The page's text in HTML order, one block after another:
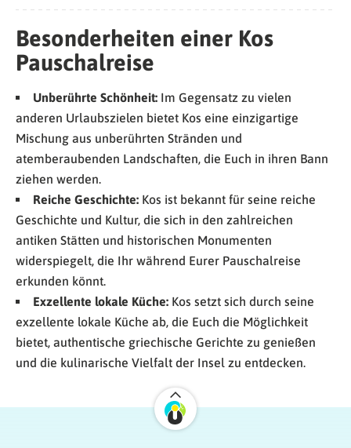
Besonderheiten einer Kos
Pauschalreise
Unberührte Schönheit: Im Gegensatz zu vielen
anderen Urlaubszielen bietet Kos eine einzigartige
Mischung aus unberührten Stränden und
atemberaubenden Landschaften, die Euch in ihren Bann
ziehen werden.
Reiche Geschichte: Kos ist bekannt für seine reiche
Geschichte und Kultur, die sich in den zahlreichen
antiken Stätten und historischen Monumenten
widerspiegelt, die Ihr während Eurer Pauschalreise
erkunden könnt.
Exzellente lokale Küche: Kos setzt sich durch seine
exzellente lokale Küche ab, die Euch die Möglichkeit
bietet, authentische griechische Gerichte zu genießen
und die kulinarische Vielfalt der Insel zu entdecken.